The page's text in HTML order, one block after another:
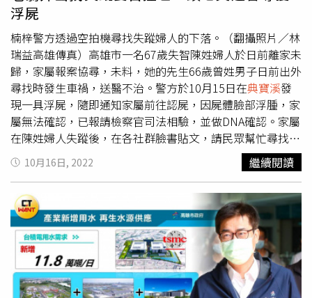
易淹水狀況。陳其邁強調，極端氣候來臨，強降雨已是常
態，各種防災思考應該要更努力，希望能解決民眾淹水之
苦，市府會有改善的具體措施，外界批評指教，高市府都虛
心接受。高市府強調強降雨難預測，導致突然積水，但也有
立委私下感嘆，陳其邁的說法，其實南投縣長許淑華前幾天
也都說過，畢竟地方治水原本就很辛苦，若非閣揆陳建仁在
高雄暗酸南投水災因未超前部署，後續風波應可避免。因為
ˋ極端氣候下，大雨說來就來，哪個縣市都可能突然水災，
即便台北市也不例外，中央亟需做的應該是先檢討治水政策
是否有疏漏、預算有無花在刀口上、監督治水品質，而不是
遇淹水先批評他人。
浮屍
楠梓警方透過空拍機尋找失蹤婦人的下落。（翻攝照片／林
瑞益高雄傳真）高雄市一名67歲失智陳姓婦人於日前離家未
歸，家屬報案協尋，未料，她的先生66歲曾姓男子日前出外
尋找時發生車禍，送醫不治。警方於10月15日在典寶溪發
現一具浮屍，隨即通知家屬前往認屍，因屍體臉部浮腫，家
屬無法確認，已報請檢察官司法相驗，並做DNA確認。家屬
在陳姓婦人失蹤後，在各社群臉書貼文，請民眾幫忙尋找。
她的先生曾姓男子也於10月3日報案，但在日前出外尋找時
發生自摔車禍，加上又於曾男後事的頭七找到一具浮屍，令
家屬無法接受。楠梓警分局除依規定受理並完成筆錄製作
外，立即啟動通報及緊急協尋機制及程序，通報各警察機關
協尋，展開查尋作為，詳細調查失蹤人之身分背景、交往對
象及可能去向。警消於10月15日下午透過空拍機尋找，在
典寶溪發現與失蹤婦人身分特徵相符之浮屍，隨即通知家屬
前往認屍，因屍體臉部浮腫家屬無法確認，已報請檢察官司
法相驗並進一步做DNA確認。
10月16日, 2022 繼續閱讀